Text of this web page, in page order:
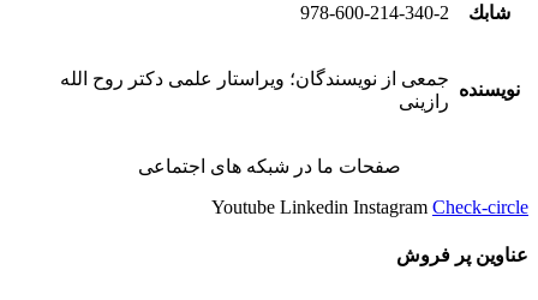
شابك 978-600-214-340-2
نویسنده
جمعی از نویسندگان؛ ویراستار علمی دکتر روح الله
رازینی
صفحات ما در شبکه های اجتماعی
Youtube Linkedin Instagram Check-circle
عناوین پر فروش